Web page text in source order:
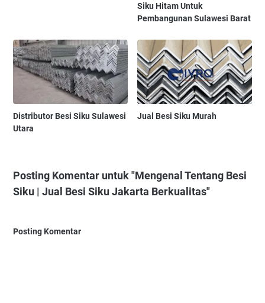
Siku Hitam Untuk
Pembangunan Sulawesi Barat
Distributor Besi Siku Sulawesi
Utara
Jual Besi Siku Murah
Posting Komentar untuk "Mengenal Tentang Besi
Siku | Jual Besi Siku Jakarta Berkualitas"
Posting Komentar